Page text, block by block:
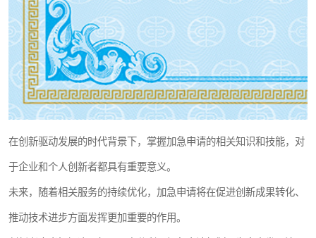
在创新驱动发展的时代背景下，掌握加急申请的相关知识和技能，对
于企业和个人创新者都具有重要意义。
未来，随着相关服务的持续优化，加急申请将在促进创新成果转化、
推动技术进步方面发挥更加重要的作用。